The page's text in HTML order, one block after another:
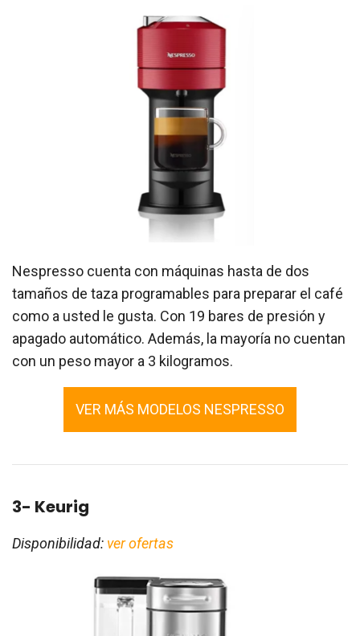
Nespresso cuenta con máquinas hasta de dos
tamaños de taza programables para preparar el café
como a usted le gusta. Con 19 bares de presión y
apagado automático. Además, la mayoría no cuentan
con un peso mayor a 3 kilogramos.
VER MÁS MODELOS NESPRESSO
3- Keurig
Disponibilidad: ver ofertas